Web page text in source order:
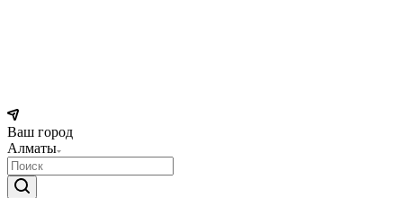
Ваш город
Алматы